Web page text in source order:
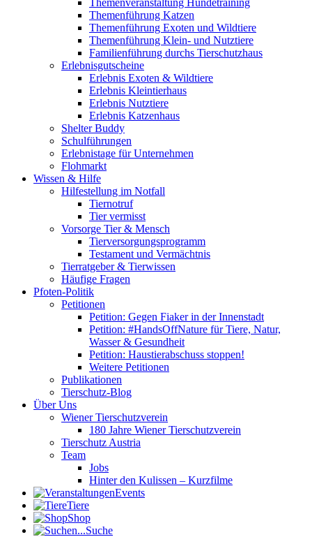
Themenveranstaltung Hundetraining
Themenführung Katzen
Themenführung Exoten und Wildtiere
Themenführung Klein- und Nutztiere
Familienführung durchs Tierschutzhaus
Erlebnisgutscheine
Erlebnis Exoten & Wildtiere
Erlebnis Kleintierhaus
Erlebnis Nutztiere
Erlebnis Katzenhaus
Shelter Buddy
Schulführungen
Erlebnistage für Unternehmen
Flohmarkt
Wissen & Hilfe
Hilfestellung im Notfall
Tiernotruf
Tier vermisst
Vorsorge Tier & Mensch
Tierversorgungsprogramm
Testament und Vermächtnis
Tierratgeber & Tierwissen
Häufige Fragen
Pfoten-Politik
Petitionen
Petition: Gegen Fiaker in der Innenstadt
Petition: #HandsOffNature für Tiere, Natur,
Wasser & Gesundheit
Petition: Haustierabschuss stoppen!
Weitere Petitionen
Publikationen
Tierschutz-Blog
Über Uns
Wiener Tierschutzverein
180 Jahre Wiener Tierschutzverein
Tierschutz Austria
Team
Jobs
Hinter den Kulissen – Kurzfilme
Events
Tiere
Shop
Suche